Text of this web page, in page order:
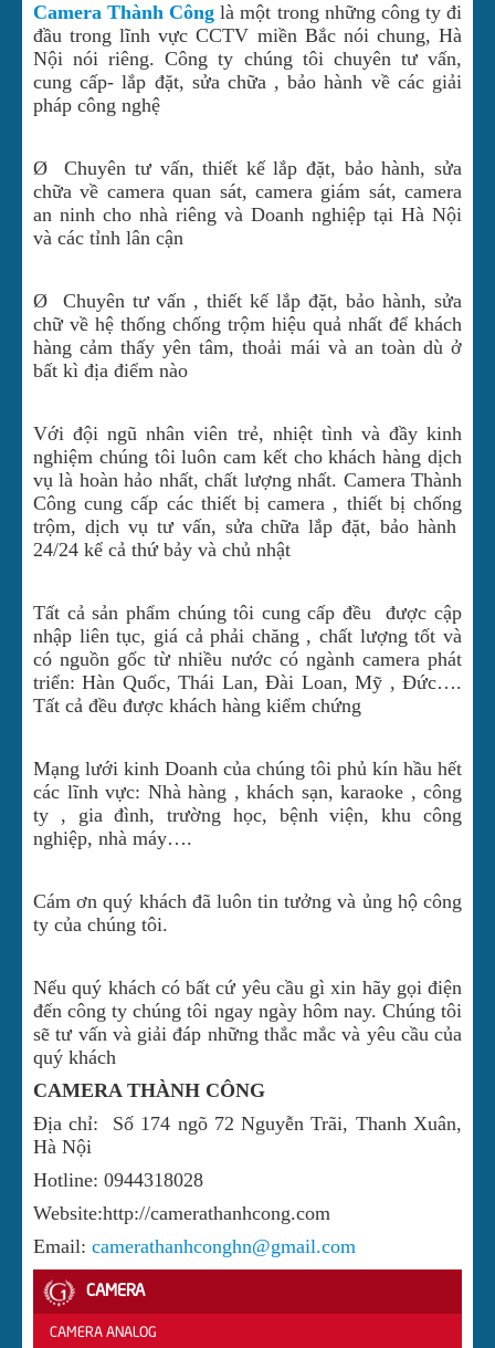
LIÊN HỆ CÔNG TY
DOWNLOAD
ĐẦU GHI HÌNH CVI BENCO
Camera Thành Công là một trong những công ty đi
đầu trong lĩnh vực CCTV miền Bắc nói chung, Hà
Nội nói riêng. Công ty chúng tôi chuyên tư vấn,
cung cấp- lắp đặt, sửa chữa , bảo hành về các giải
pháp công nghệ
Ø Chuyên tư vấn, thiết kế lắp đặt, bảo hành, sửa
chữa về camera quan sát, camera giám sát, camera
an ninh cho nhà riêng và Doanh nghiệp tại Hà Nội
và các tỉnh lân cận
Ø Chuyên tư vấn , thiết kế lắp đặt, bảo hành, sửa
chữ về hệ thống chống trộm hiệu quả nhất để khách
hàng cảm thấy yên tâm, thoải mái và an toàn dù ở
bất kì địa điểm nào
Với đội ngũ nhân viên trẻ, nhiệt tình và đầy kinh
nghiệm chúng tôi luôn cam kết cho khách hàng dịch
vụ là hoàn hảo nhất, chất lượng nhất. Camera Thành
Công cung cấp các thiết bị camera , thiết bị chống
trộm, dịch vụ tư vấn, sửa chữa lắp đặt, bảo hành
24/24 kể cả thứ bảy và chủ nhật
Tất cả sản phẩm chúng tôi cung cấp đều được cập
nhập liên tục, giá cả phải chăng , chất lượng tốt và
có nguồn gốc từ nhiều nước có ngành camera phát
triển: Hàn Quốc, Thái Lan, Đài Loan, Mỹ , Đức….
Tất cả đều được khách hàng kiểm chứng
Mạng lưới kinh Doanh của chúng tôi phủ kín hầu hết
các lĩnh vực: Nhà hàng , khách sạn, karaoke , công
ty , gia đình, trường học, bệnh viện, khu công
nghiệp, nhà máy….
Cám ơn quý khách đã luôn tin tưởng và ủng hộ công
ty của chúng tôi.
Nếu quý khách có bất cứ yêu cầu gì xin hãy gọi điện
đến công ty chúng tôi ngay ngày hôm nay. Chúng tôi
sẽ tư vấn và giải đáp những thắc mắc và yêu cầu của
quý khách
CAMERA THÀNH CÔNG
Địa chỉ:
Số 174 ngõ 72 Nguyễn Trãi, Thanh Xuân,
Hà Nội
Hotline: 0944318028
Website:http://camerathanhcong.com
Email: camerathanhconghn@gmail.com
CAMERA
CAMERA ANALOG